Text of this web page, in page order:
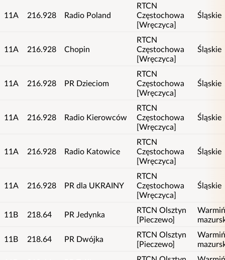
11A 216.928 Radio Poland
RTCN
Częstochowa
[Wręczyca]
Śląskie
11A 216.928 Chopin
RTCN
Częstochowa
[Wręczyca]
Śląskie
11A 216.928 PR Dzieciom
RTCN
Częstochowa
[Wręczyca]
Śląskie
11A 216.928 Radio Kierowców
RTCN
Częstochowa
[Wręczyca]
Śląskie
11A 216.928 Radio Katowice
RTCN
Częstochowa
[Wręczyca]
Śląskie
11A 216.928 PR dla UKRAINY
RTCN
Częstochowa
[Wręczyca]
Śląskie
11B 218.64 PR Jedynka
RTCN Olsztyn
[Pieczewo]
11B 218.64 PR Dwójka
RTCN Olsztyn
[Pieczewo]